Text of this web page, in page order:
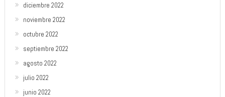
diciembre 2022
noviembre 2022
octubre 2022
septiembre 2022
agosto 2022
julio 2022
junio 2022